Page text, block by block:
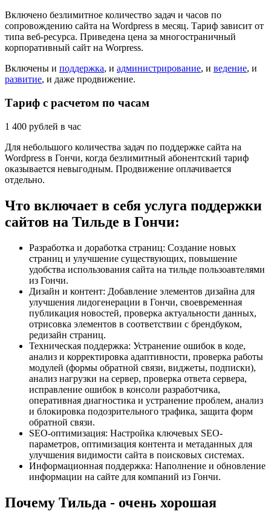
Включено безлимитное количество задач и часов по
сопровождению сайта на Wordpress в месяц. Тариф зависит от
типа веб-ресурса. Приведена цена за многостраничный
корпоративный сайт на Worpress.
Включены и поддержка, и администрирование, и ведение, и
развитие, и даже продвижение.
Тариф с расчетом по часам
1 400 рублей в час
Для небольшого количества задач по поддержке сайта на
Wordpress в Гончи, когда безлимитный абонентский тариф
оказывается невыгодным. Продвижение оплачивается
отдельно.
Что включает в себя услуга поддержки
сайтов на Тильде в Гончи:
Разработка и доработка страниц: Создание новых
страниц и улучшение существующих, повышение
удобства использования сайта на тильде пользоавтелями
из Гончи.
Дизайн и контент: Добавление элементов дизайна для
улучшения лидогенерации в Гончи, своевременная
публикация новостей, проверка актуальности данных,
отрисовка элементов в соответствии с брендбуком,
редизайн страниц.
Техническая поддержка: Устранение ошибок в коде,
анализ и корректировка адаптивности, проверка работы
модулей (формы обратной связи, виджеты, подписки),
анализ нагрузки на сервер, проверка ответа сервера,
исправление ошибок в консоли разработчика,
оперативная диагностика и устранение проблем, анализ
и блокировка подозрительного трафика, защита форм
обратной связи.
SEO-оптимизация: Настройка ключевых SEO-
параметров, оптимизация контента и метаданных для
улучшения видимости сайта в поисковых системах.
Информационная поддержка: Наполнение и обновление
информации на сайте для компаний из Гончи.
Почему Тильда - очень хорошая